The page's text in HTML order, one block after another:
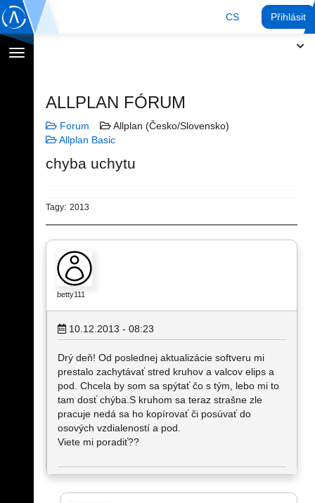
CS Přihlásit
Přepnout
ALLPLAN FÓRUM
Forum
Allplan (Česko/Slovensko)
Allplan Basic
chyba uchytu
Tagy: 2013
betty111
10.12.2013 - 08:23
Drý deň! Od poslednej aktualizácie softveru mi
prestalo zachytávať stred kruhov a valcov elips a
pod. Chcela by som sa spýtať čo s tým, lebo mi to
tam dosť chýba.S kruhom sa teraz strašne zle
pracuje nedá sa ho kopírovať či posúvať do
osových vzdialeností a pod.
Viete mi poradiť??